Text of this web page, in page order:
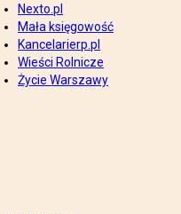
Nexto.pl
Mała księgowość
Kancelarierp.pl
Wieści Rolnicze
Życie Warszawy